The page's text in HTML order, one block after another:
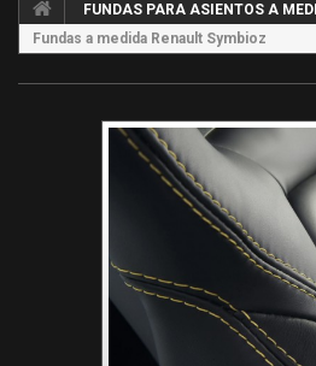
FUNDAS PARA ASIENTOS A
Fundas a medida Renault Symbioz